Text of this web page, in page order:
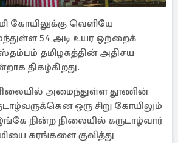
கோயிலுக்கு வெளியே
54 அடி உயர ஒற்றைக்
தமிழகத்தின் அதிசய
திகழ்கிறது.
அமைந்துள்ள தூணின்
ஒரு சிறு கோயிலும்
நின்ற நிலையில் கருடாழ்வார்
கரங்களை குவித்து